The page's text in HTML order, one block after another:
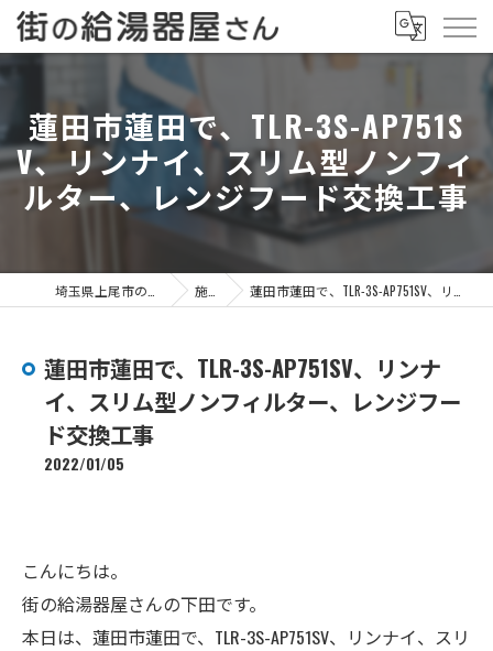
蓮田市蓮田で、TLR-3S-AP751S
V、リンナイ、スリム型ノンフィ
ルター、レンジフード交換工事
施工事例 蓮田市蓮田で、TLR-3S-AP751SV、リンナイ、スリム型ノンフィルター、レンジフード交換工事
蓮田市蓮田で、TLR-3S-AP751SV、リンナ
イ、スリム型ノンフィルター、レンジフー
ド交換工事
2022/01/05
こんにちは。
街の給湯器屋さんの下田です。
本日は、蓮田市蓮田で、TLR-3S-AP751SV、リンナイ、スリ